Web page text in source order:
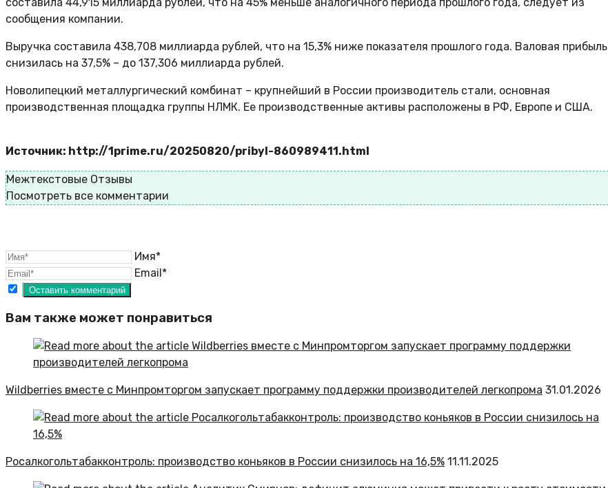
сообщения компании.
Выручка составила 438,708 миллиарда рублей, что на 15,3% ниже показателя прошлого года. Валовая прибыль
снизилась на 37,5% – до 137,306 миллиарда рублей.
Новолипецкий металлургический комбинат – крупнейший в России производитель стали, основная
производственная площадка группы НЛМК. Ее производственные активы расположены в РФ, Европе и США.
Источник: http://1prime.ru/20250820/pribyl-860989411.html
Межтекстовые Отзывы
Посмотреть все комментарии
Имя*
Email*
Вам также может понравиться
Wildberries вместе с Минпромторгом запускает программу поддержки производителей легкопрома 31.01.2026
Росалкогольтабакконтроль: производство коньяков в России снизилось на 16,5% 11.11.2025